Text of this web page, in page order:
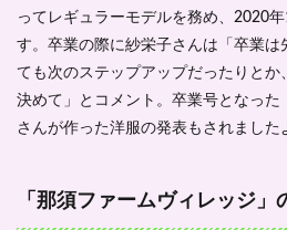
ってレギュラーモデルを務め、2020
す。卒業の際に紗栄子さんは「卒業は
ても次のステップアップだったりとか
決めて」とコメント。卒業号となっ
さんが作った洋服の発表もされました
「那須ファームヴィレッジ」